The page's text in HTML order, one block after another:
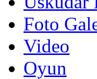
Foto
Video
Oyun